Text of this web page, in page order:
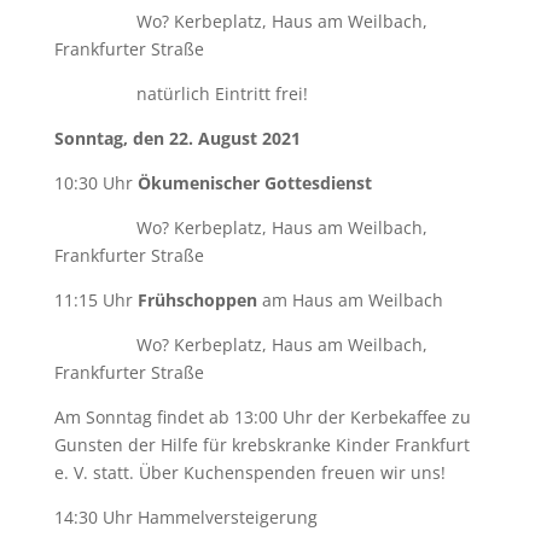
Wo? Kerbeplatz, Haus am Weilbach,
Frankfurter Straße
natürlich Eintritt frei!
Sonntag, den 22. August 2021
10:30 Uhr Ökumenischer Gottesdienst
Wo? Kerbeplatz, Haus am Weilbach,
Frankfurter Straße
11:15 Uhr Frühschoppenam Haus am Weilbach
Wo? Kerbeplatz, Haus am Weilbach,
Frankfurter Straße
Am Sonntag findet ab 13:00 Uhr der Kerbekaffee zu
Gunsten der Hilfe für krebskranke Kinder Frankfurt
e. V. statt. Über Kuchenspenden freuen wir uns!
14:30 Uhr Hammelversteigerung